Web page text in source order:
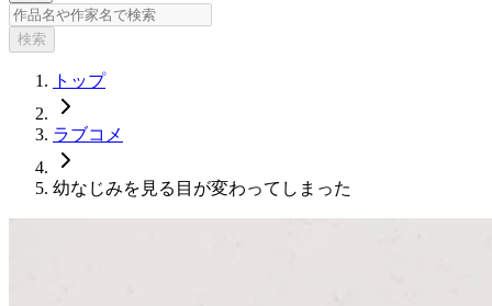
検索
トップ
ラブコメ
幼なじみを見る目が変わってしまった